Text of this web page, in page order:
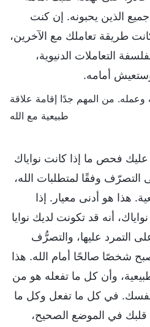
الذين يحبونه. إن كنت
طريقة تعاملك مع الآخرين،
التعاملات الدنيوية،
أمامه.
ظهور الله وعمله. من المهم جدًا إقامة علاقة
طبيعية مع الله
فحص ما إذا كانت نواياك
وفقًا لمتطلبات الله،
هذا هو أدنى معيار. إذا
أنه قد تكونت لديك نوايا
التمرد عليها، والتصرُّف
شخصًا صالحًا أمام الله. هذا
وأن كل ما تفعله هو من
في كل ما تفعل وكل ما
في الموضع الصحيح،